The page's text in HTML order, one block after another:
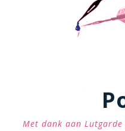
Met dank aan